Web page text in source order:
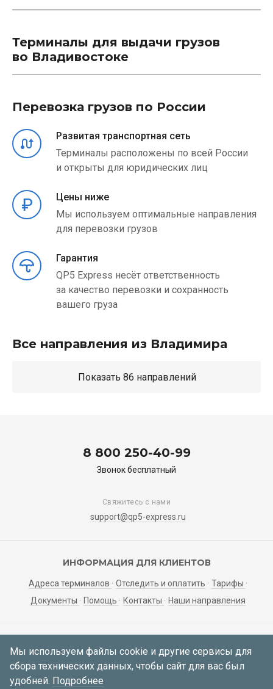
Терминалы для выдачи грузов
во Владивостоке
Перевозка грузов по России
Развитая транспортная сеть
Терминалы расположены по всей России
и открыты для юридических лиц
Цены ниже
Мы используем оптимальные направления
для перевозки грузов
Гарантия
QP5 Express несёт ответственность
за качество перевозки и сохранность
вашего груза
Все направления из Владимира
Показать 86 направлений
8 800 250-40-99
Звонок бесплатный
Свяжитесь с нами
support@qp5-express.ru
ИНФОРМАЦИЯ ДЛЯ КЛИЕНТОВ
Адреса терминалов Отследить и оплатить
Тарифы
Документы
Помощь Контакты Наши направления
ЛИЧНЫЙ КАБИНЕТ
Мои заявки Регистрация Вход
Мы используем файлы cookie и другие сервисы для
сбора технических данных, чтобы сайт для вас был
удобней. Подробнее